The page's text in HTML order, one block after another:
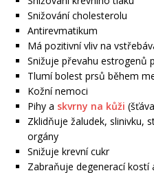
Snižování cholesterolu
Antirevmatikum
Má pozitivní vliv na
Snižuje převahu estrogenů
Tlumí bolest prsů během
Kožní nemoci
Pihy a skvrny na kůži
Zklidňuje žaludek, slinivku,
orgány
Snižuje krevní cukr
Zabraňuje degenerací kostí